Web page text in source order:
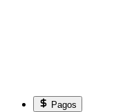
Pagos